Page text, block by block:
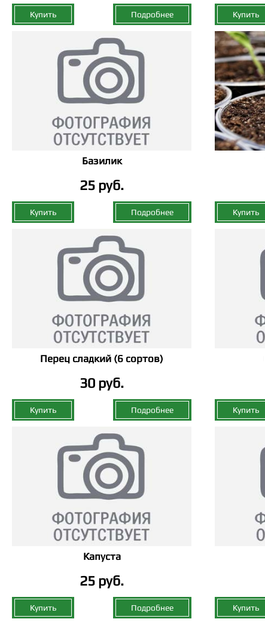
Купить Подробнее Купить
Базилик
25 руб.
Купить Подробнее Купить
Перец сладкий (6 сортов)
30 руб.
Купить Подробнее Купить
Капуста
25 руб.
Купить Подробнее Купить